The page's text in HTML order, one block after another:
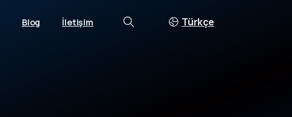
Blog İletişim
Search Türkçe